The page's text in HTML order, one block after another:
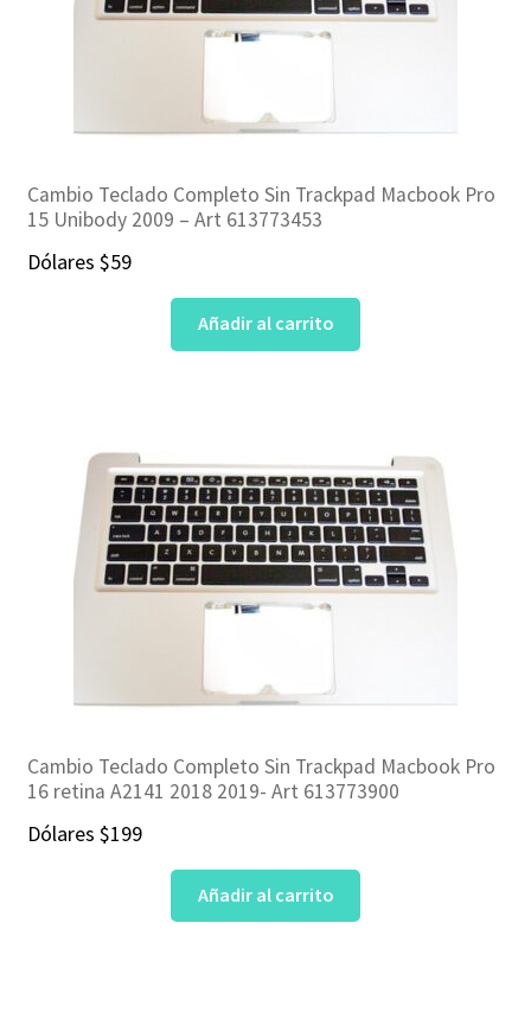
Cambio Teclado Completo Sin Trackpad Macbook Pro
15 Unibody 2009 – Art 613773453
Dólares $59
Añadir al carrito
Cambio Teclado Completo Sin Trackpad Macbook Pro
16 retina A2141 2018 2019- Art 613773900
Dólares $199
Añadir al carrito